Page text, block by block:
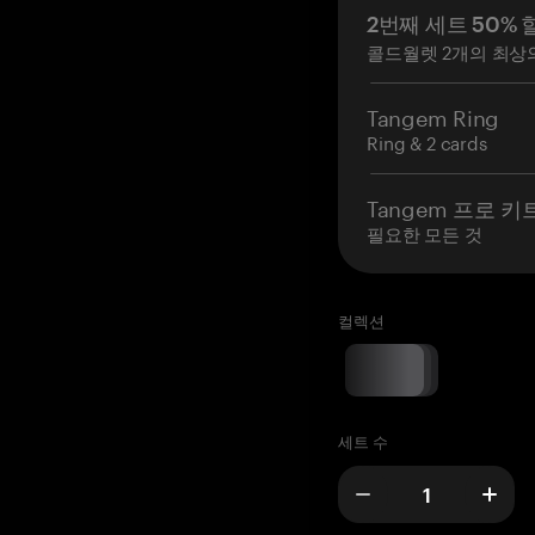
2번째 세트 50%
콜드월렛 2개의 최상
Tangem Ring
Ring & 2 cards
Tangem 프로 키
필요한 모든 것
컬렉션
세트 수